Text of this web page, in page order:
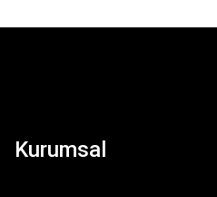
Kurumsal